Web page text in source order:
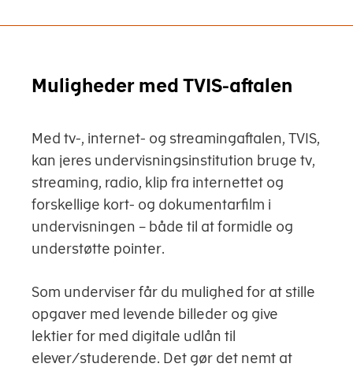
Muligheder med TVIS-aftalen
Med tv-, internet- og streamingaftalen, TVIS,
kan jeres undervisningsinstitution bruge tv,
streaming, radio, klip fra internettet og
forskellige kort- og dokumentarfilm i
undervisningen – både til at formidle og
understøtte pointer.
Som underviser får du mulighed for at stille
opgaver med levende billeder og give
lektier for med digitale udlån til
elever/studerende. Det gør det nemt at